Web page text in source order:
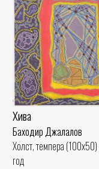
Хива
Баходир Джалалов
Холст, темпера
год